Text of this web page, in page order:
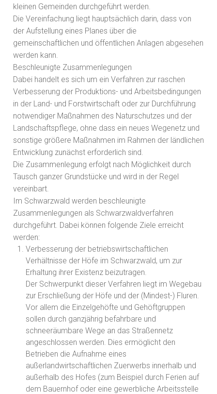
kleinen Gemeinden durchgeführt werden.
Die Vereinfachung liegt hauptsächlich darin, dass von
der Aufstellung eines Planes über die
gemeinschaftlichen und öffentlichen Anlagen abgesehen
werden kann.
Beschleunigte Zusammenlegungen
Dabei handelt es sich um ein Verfahren zur raschen
Verbesserung der Produktions- und Arbeitsbedingungen
in der Land- und Forstwirtschaft oder zur Durchführung
notwendiger Maßnahmen des Naturschutzes und der
Landschaftspflege, ohne dass ein neues Wegenetz und
sonstige größere Maßnahmen im Rahmen der ländlichen
Entwicklung zunächst erforderlich sind.
Die Zusammenlegung erfolgt nach Möglichkeit durch
Tausch ganzer Grundstücke und wird in der Regel
vereinbart.
Im Schwarzwald werden beschleunigte
Zusammenlegungen als Schwarzwaldverfahren
durchgeführt. Dabei können folgende Ziele erreicht
werden:
Verbesserung der betriebswirtschaftlichen
Verhältnisse der Höfe im Schwarzwald, um zur
Erhaltung ihrer Existenz beizutragen.
Der Schwerpunkt dieser Verfahren liegt im Wegebau
zur Erschließung der Höfe und der (Mindest-) Fluren.
Vor allem die Einzelgehöfte und Gehöftgruppen
sollen durch ganzjährig befahrbare und
schneeräumbare Wege an das Straßennetz
angeschlossen werden. Dies ermöglicht den
Betrieben die Aufnahme eines
außerlandwirtschaftlichen Zuerwerbs innerhalb und
außerhalb des Hofes (zum Beispiel durch Ferien auf
dem Bauernhof oder eine gewerbliche Arbeitsstelle